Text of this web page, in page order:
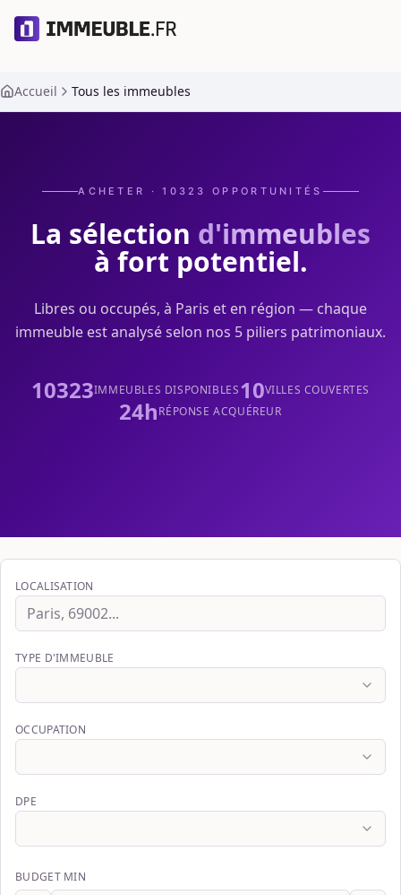
Accueil Tous les immeubles
ACHETER ·10323 OPPORTUNITÉS
La sélection d'immeubles
à fort potentiel.
Libres ou occupés, à Paris et en région — chaque
immeuble est analysé selon nos 5 piliers patrimoniaux.
10323IMMEUBLES DISPONIBLES10VILLES COUVERTES
24hRÉPONSE ACQUÉREUR
LOCALISATION
TYPE D'IMMEUBLE
OCCUPATION
DPE
BUDGET MIN